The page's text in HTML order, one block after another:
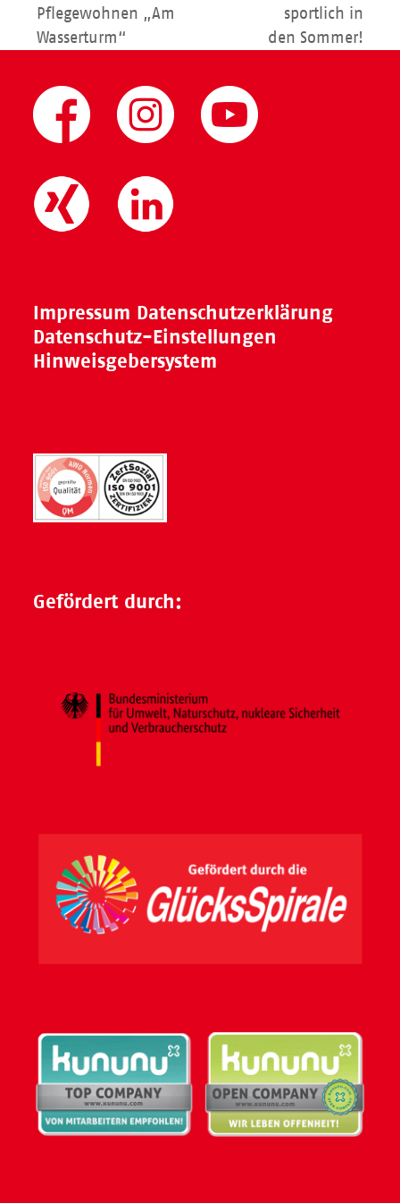
Beitrag:
Pflegewohnen „Am
Wasserturm“
Beitrag:
sportlich in
den Sommer!
Impressum Datenschutzerklärung
Datenschutz-Einstellungen
Hinweisgebersystem
Gefördert durch: